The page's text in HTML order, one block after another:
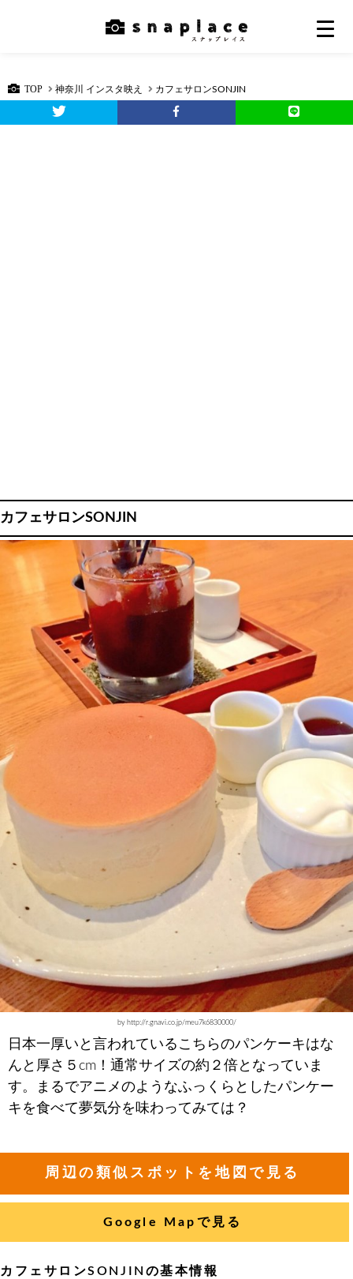
TOP 神奈川 インスタ映え カフェサロンSONJIN
カフェサロンSONJIN
by http://r.gnavi.co.jp/meu7k6830000/
日本一厚いと言われているこちらのパンケーキはな
んと厚さ５cm！通常サイズの約２倍となっていま
す。まるでアニメのようなふっくらとしたパンケー
キを食べて夢気分を味わってみては？
周辺の類似スポットを地図で見る
Google Mapで見る
カフェサロンSONJINの基本情報